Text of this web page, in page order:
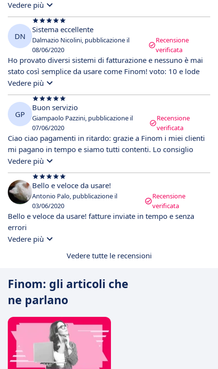
Vedere più
DN
Sistema eccellente
Dalmazio Nicolini, pubblicazione il
08/06/2020
Recensione
verificata
Ho provato diversi sistemi di fatturazione e nessuno è mai
stato così semplice da usare come Finom! voto: 10 e lode
Vedere più
GP
Buon servizio
Giampaolo Pazzini, pubblicazione il
07/06/2020
Recensione
verificata
Ciao ciao pagamenti in ritardo: grazie a Finom i miei clienti
mi pagano in tempo e siamo tutti contenti. Lo consiglio
Vedere più
Bello e veloce da usare!
Antonio Palo, pubblicazione il
03/06/2020
Recensione
verificata
Bello e veloce da usare! fatture inviate in tempo e senza
errori
Vedere più
Vedere tutte le recensioni
Finom: gli articoli che
ne parlano